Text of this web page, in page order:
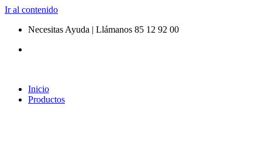
Ir al contenido
Necesitas Ayuda | Llámanos 85 12 92 00
Inicio
Productos